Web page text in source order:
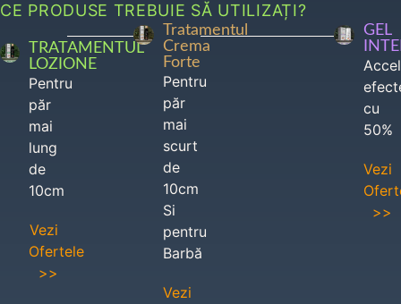
CE PRODUSE TREBUIE SĂ UTILIZAȚI?
TRATAMENTUL
LOZIONE
Pentru
păr
mai
lung
de
10cm
Vezi
Ofertele
>>
Tratamentul
Crema
Forte
Pentru
păr
mai
scurt
de
10cm
Si
pentru
Barbă
Vezi
GEL
cu
50%
Vezi
>>